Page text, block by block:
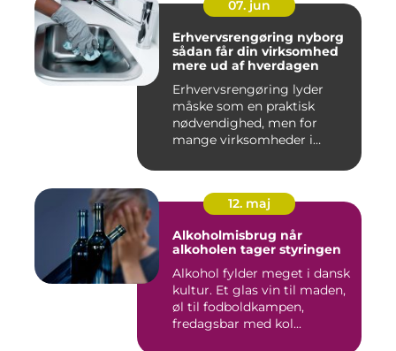
07. jun
Erhvervsrengøring nyborg
sådan får din virksomhed
mere ud af hverdagen
Erhvervsrengøring lyder
måske som en praktisk
nødvendighed, men for
mange virksomheder i
12. maj
Alkoholmisbrug når
alkoholen tager styringen
Alkohol fylder meget i dansk
kultur. Et glas vin til maden,
øl til fodboldkampen,
fredagsbar med kol...